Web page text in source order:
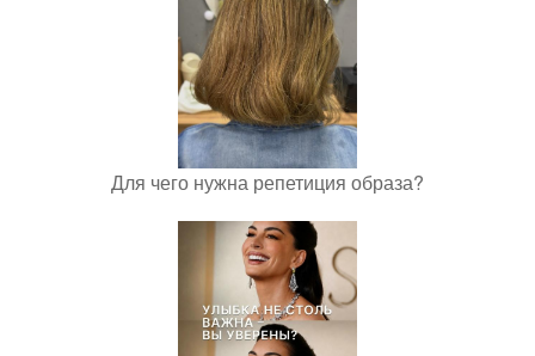
Для чего нужна репетиция образа?